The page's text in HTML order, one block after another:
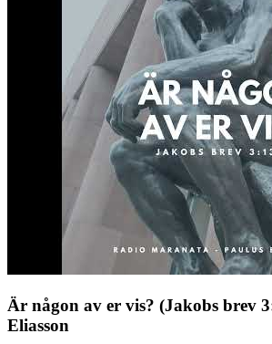
Är någon av er vis? (Jakobs brev
Eliasson